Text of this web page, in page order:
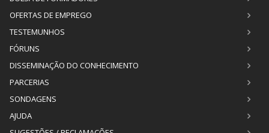
OFERTAS DE EMPREGO
TESTEMUNHOS
FÓRUNS
DISSEMINAÇÃO DO CONHECIMENTO
PARCERIAS
SONDAGENS
AJUDA